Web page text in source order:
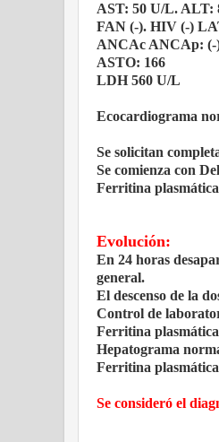
AST: 50 U/L. ALT:
FAN (-). HIV (-)
ANCAc ANCAp: (-
ASTO: 166
LDH 560 U/L
Ecocardiograma
Se solicitan
Se comienza con
Ferritina
Evolución:
En 24 horas
general.
El descenso de la
Control de
Ferritina
Hepatograma
Ferritina
Se consideró el